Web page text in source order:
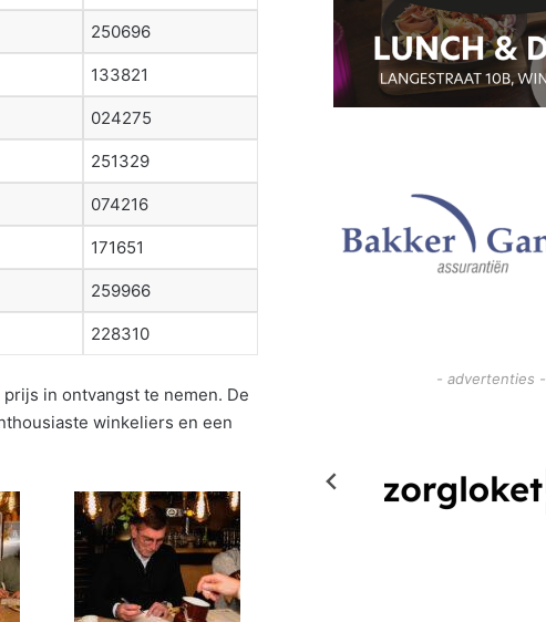
250696
133821
024275
251329
074216
171651
259966
228310
in ontvangst te nemen. De
winkeliers en een
- advertenties -